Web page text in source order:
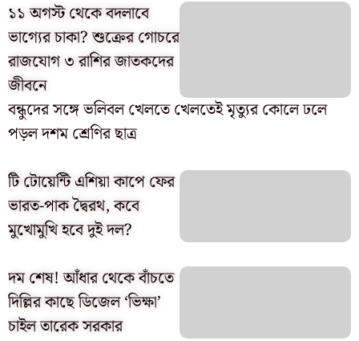
১১ অগস্ট থেকে বদলাবে
ভাগ্যের চাকা? শুক্রের গোচরে
রাজযোগ ৩ রাশির জাতকদের
জীবনে
বন্ধুদের সঙ্গে ভলিবল খেলতে খেলতেই মৃত্যুর কোলে ঢলে
পড়ল দশম শ্রেণির ছাত্র
টি টোয়েন্টি এশিয়া কাপে ফের
ভারত-পাক দ্বৈরথ, কবে
মুখোমুখি হবে দুই দল?
দম শেষ! আঁধার থেকে বাঁচতে
দিল্লির কাছে ডিজেল ‘ভিক্ষা’
চাইল তারেক সরকার